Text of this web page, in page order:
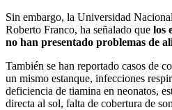
Sin embargo, la Universidad
Roberto Franco, ha señalado que los
no han presentado problemas de
También se han reportado casos de
un mismo estanque, infecciones
deficiencia de tiamina en neonatos,
directa al sol, falta de cobertura de